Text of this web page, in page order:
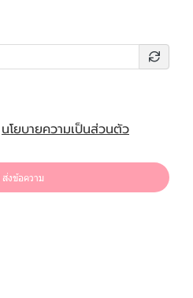
นโยบายความเป็นส่วนตัว
ส่งข้อความ